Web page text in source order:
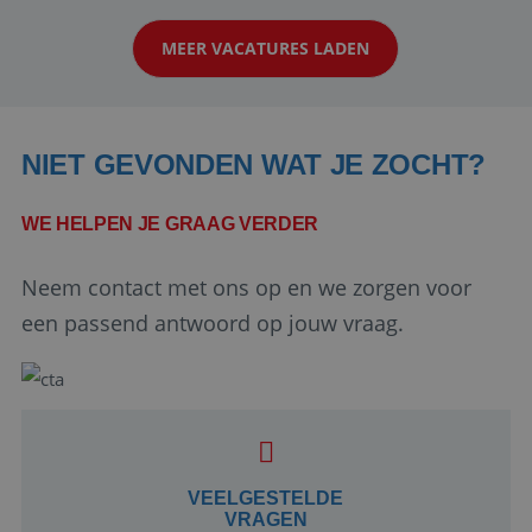
klanten te overtuigen om die droomreis te
boeken! ...
MEER VACATURES LADEN
NIET GEVONDEN WAT JE ZOCHT?
WE HELPEN JE GRAAG VERDER
Neem contact met ons op en we zorgen voor
een passend antwoord op jouw vraag.
VEELGESTELDE
VRAGEN
Google Privacy Policy